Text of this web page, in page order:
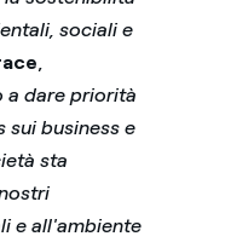
sociali e
,
a dare priorità
sui business e
sta
e all'ambiente